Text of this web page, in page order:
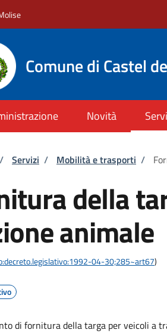
Comune di Castel
Novità
di pane
/ Servizi / Mobilità e trasporti /
della
animale
04-30;285~art67)
di fornitura della targa per veicoli a